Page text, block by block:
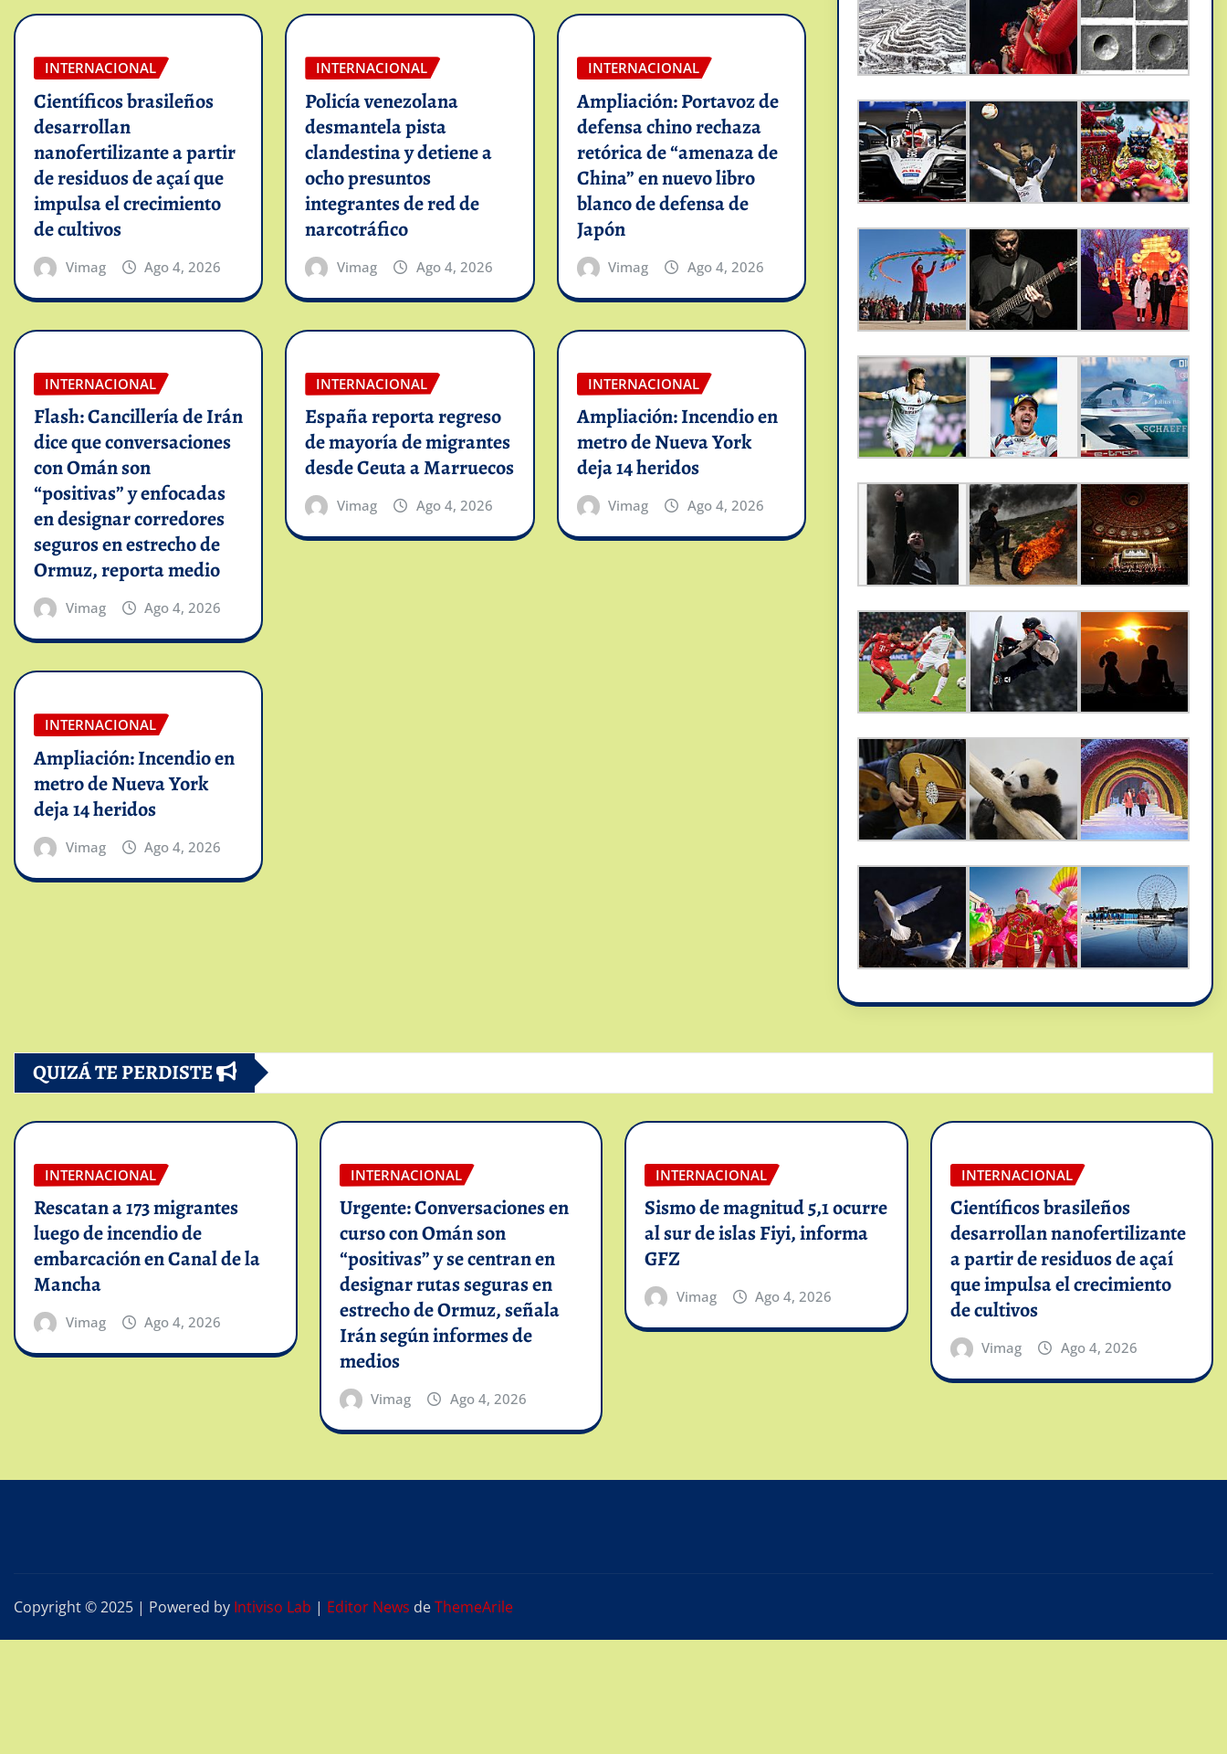
INTERNACIONAL
Científicos brasileños
desarrollan
nanofertilizante a partir
de residuos de açaí que
impulsa el crecimiento
de cultivos
Vimag Ago 4, 2026
INTERNACIONAL
Policía venezolana
desmantela pista
clandestina y detiene a
ocho presuntos
integrantes de red de
narcotráfico
Vimag Ago 4, 2026
INTERNACIONAL
Ampliación: Portavoz de
defensa chino rechaza
retórica de “amenaza de
China” en nuevo libro
blanco de defensa de
Japón
Vimag Ago 4, 2026
INTERNACIONAL
Flash: Cancillería de Irán
dice que conversaciones
con Omán son
“positivas” y enfocadas
en designar corredores
seguros en estrecho de
Ormuz, reporta medio
Vimag Ago 4, 2026
INTERNACIONAL
España reporta regreso
de mayoría de migrantes
desde Ceuta a Marruecos
Vimag Ago 4, 2026
INTERNACIONAL
Ampliación: Incendio en
metro de Nueva York
deja 14 heridos
Vimag Ago 4, 2026
INTERNACIONAL
Ampliación: Incendio en
metro de Nueva York
deja 14 heridos
Vimag Ago 4, 2026
QUIZÁ TE PERDISTE
INTERNACIONAL
Rescatan a 173 migrantes
luego de incendio de
embarcación en Canal de la
Mancha
Vimag Ago 4, 2026
INTERNACIONAL
Urgente: Conversaciones en
curso con Omán son
“positivas” y se centran en
designar rutas seguras en
estrecho de Ormuz, señala
Irán según informes de
medios
Vimag Ago 4, 2026
INTERNACIONAL
Sismo de magnitud 5,1 ocurre
al sur de islas Fiyi, informa
GFZ
Vimag Ago 4, 2026
INTERNACIONAL
Científicos brasileños
desarrollan nanofertilizante
a partir de residuos de açaí
que impulsa el crecimiento
de cultivos
Vimag Ago 4, 2026
Copyright © 2025 | Powered by Intiviso Lab | Editor News deThemeArile